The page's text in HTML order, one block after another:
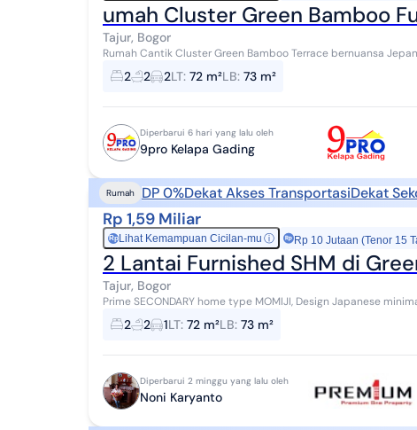
umah Cluster Green Bamboo
Tajur, Bogor
Rumah Cantik Cluster Green Bamboo Terrace bernuansa Jepang type Momiji Jalan Raya
72 m² LB 73 m² Bangunan 2 Lantai KT 2 (a...
2 2 2LT: 72 m²LB: 73 m²
Diperbarui 6 hari yang lalu oleh
9pro Kelapa Gading
Rumah DP 0%Dekat Akses TransportasiDekat
Rp 1,59 Miliar
RpLihat Kemampuan Cicilan-mu ⓘ Rp 10 Jutaan (Tenor 15
2 Lantai Furnished SHM di
Tajur, Bogor
Prime SECONDARY home type MOMIJI, Design Japanese
2 2 1LT: 72 m²LB: 73 m²
Diperbarui 2 minggu yang lalu oleh
Noni Karyanto